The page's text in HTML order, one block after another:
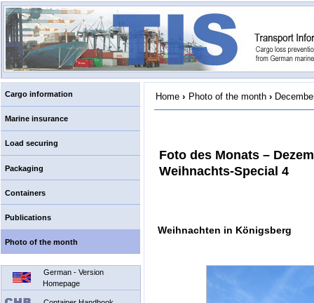
Cargo information
Marine insurance
Load securing
Packaging
Containers
Publications
Photo of the month
German - Version
Homepage
Home › Photo of the month ›
Foto des Monats –
Weihnachts-Special 4
Weihnachten in Königsberg